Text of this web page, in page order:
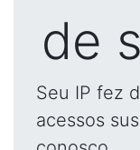
de
Seu IP fez
acessos